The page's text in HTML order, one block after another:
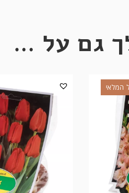
גם על …
המלאי